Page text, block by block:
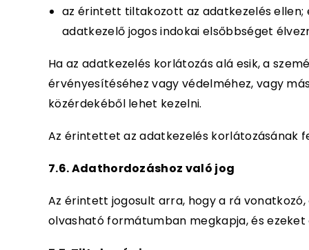
az érintett tiltakozott az adatkezelés
adatkezelő jogos indokai elsőbbséget
Ha az adatkezelés korlátozás alá esik, a
érvényesítéséhez vagy védelméhez, vagy
közérdekéből lehet kezelni.
Az érintettet az adatkezelés korlátozásának
7.6. Adathordozáshoz való jog
Az érintett jogosult arra, hogy a rá
olvasható formátumban megkapja, és